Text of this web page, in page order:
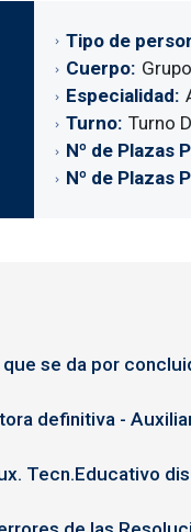
Tipo de
Cuerpo
Especialidad
Turno Turno
Nº de Plazas
Nº de Plazas
se da por
definitiva -
Tecn.Educativo